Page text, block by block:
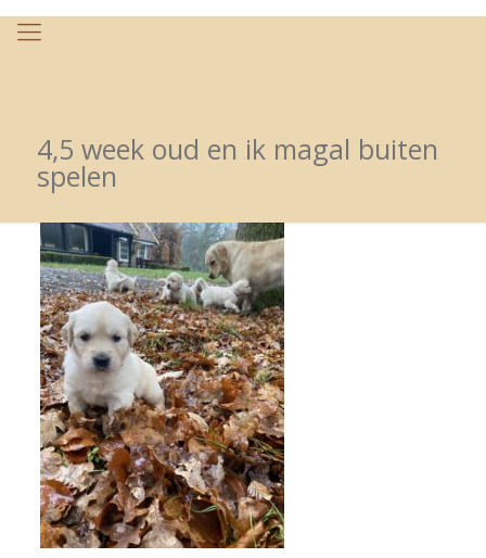
4,5 week oud en ik magal buiten
spelen